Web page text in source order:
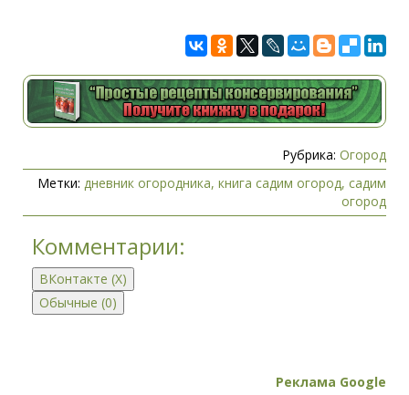
Рубрика: Огород
Метки: дневник огородника, книга садим огород, садим
огород
Комментарии:
ВКонтакте (X)
Обычные (0)
Реклама Google